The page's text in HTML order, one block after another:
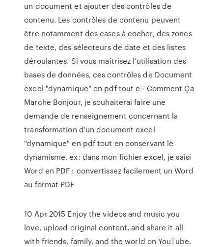
un document et ajouter des contrôles de
contenu. Les contrôles de contenu peuvent
être notamment des cases à cocher, des zones
de texte, des sélecteurs de date et des listes
déroulantes. Si vous maîtrisez l’utilisation des
bases de données, ces contrôles de Document
excel "dynamique" en pdf tout e - Comment Ça
Marche Bonjour, je souhaiterai faire une
demande de renseignement concernant la
transformation d'un document excel
"dynamique" en pdf tout en conservant le
dynamisme. ex: dans mon fichier excel, je saisi
Word en PDF : convertissez facilement un Word
au format PDF
10 Apr 2015 Enjoy the videos and music you
love, upload original content, and share it all
with friends, family, and the world on YouTube.